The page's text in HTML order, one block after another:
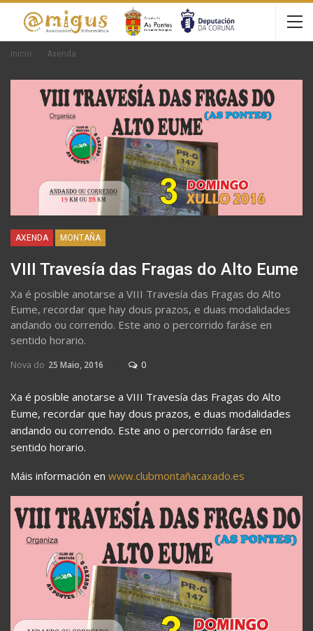
Inicio Axenda
AXENDA MONTAÑA
VIII Travesía das Fragas do Alto Eume
Xa é posible anotarse a VIII Travesía das Fragas do Alto
Eume, recordar que hay dous prazos, e duas modalidades
andando ou correndo. Este ano o percorrido faráse en
sentido horario.
Nova do 25 Maio, 2016 0
Xa é posible anotarse a VIII Travesía das Fragas do Alto
Eume, recordar que hay dous prazos, e duas modalidades
andando ou correndo. Este ano o percorrido faráse en
sentido horario.
Máis información en www.clubmontañacaxado.es